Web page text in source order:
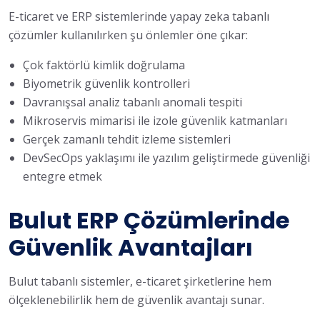
E-ticaret ve ERP sistemlerinde yapay zeka tabanlı
çözümler kullanılırken şu önlemler öne çıkar:
Çok faktörlü kimlik doğrulama
Biyometrik güvenlik kontrolleri
Davranışsal analiz tabanlı anomali tespiti
Mikroservis mimarisi ile izole güvenlik katmanları
Gerçek zamanlı tehdit izleme sistemleri
DevSecOps yaklaşımı ile yazılım geliştirmede güvenliği
entegre etmek
Bulut ERP Çözümlerinde
Güvenlik Avantajları
Bulut tabanlı sistemler, e-ticaret şirketlerine hem
ölçeklenebilirlik hem de güvenlik avantajı sunar.